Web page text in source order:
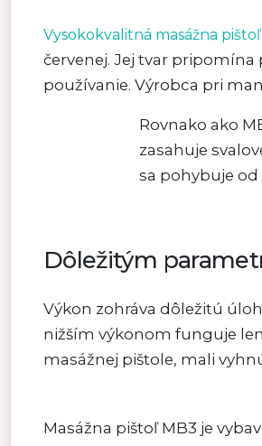
Vysokokvalitná masážna pištoľ
červenej. Jej tvar
používanie. Výrobca pri
Rovnako ako
zasahuje
sa pohybuje
Dôležitým
Výkon zohráva dôležitú
nižším výkonom funguje
masážnej pištole, mali
Masážna pištoľ MB3 je